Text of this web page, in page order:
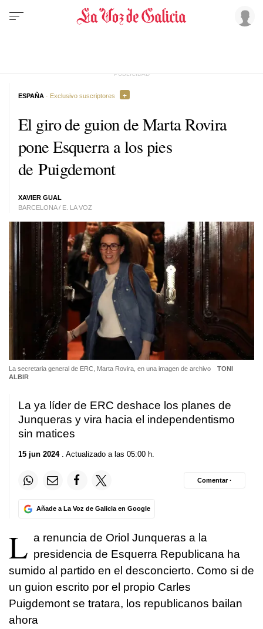
El giro de guion de Marta Rovira
pone Esquerra a los pies
de Puigdemont
XAVIER GUAL
BARCELONA / E. LA VOZ
ESPAÑA · Exclusivo suscriptores
La secretaria general de ERC, Marta Rovira, en una imagen de archivo
TONI
ALBIR
La ya líder de ERC deshace los planes de
Junqueras y vira hacia el independentismo
sin matices
15 jun 2024. Actualizado a las 05:00 h.
Añade a La Voz de Galicia en Google
Comentar ·
L a renuncia de Oriol Junqueras a la
presidencia de Esquerra Republicana ha
sumido al partido en el desconcierto. Como si de
un guion escrito por el propio Carles
Puigdemont se tratara, los republicanos bailan
ahora